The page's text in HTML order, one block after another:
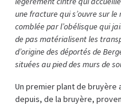
une fracture qui s’ouvre sur
comblée par l’obélisque qui
de pas matérialisent les
d’origine des déportés de
situées au pied des murs de
Un premier plant de bruyère
depuis, de la bruyère,